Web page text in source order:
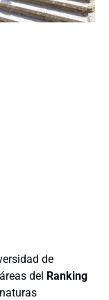
de
del Ranking